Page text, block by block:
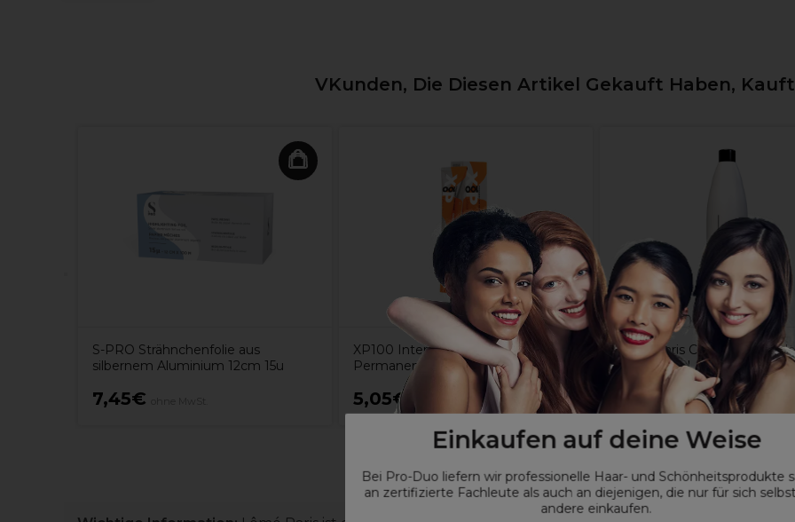
Einkaufen auf deine Weise
Bei Pro-Duo liefern wir professionelle Haar- und Schönheitsprodukte
an zertifizierte Fachleute als auch an diejenigen, die nur für sich
andere einkaufen.
VKunden, Die Diesen Artikel Gekauft Haben,
S-PRO Strähnchenfolie aus
silbernem Aluminium 12cm 15u
7,45€
XP100 Intense Radiance
Permanent Haarfarbe 100ml 7.0C
5,05€
Lômé Paris Crème-
12%-40Vol 1L
6,85€ ohne MwSt.